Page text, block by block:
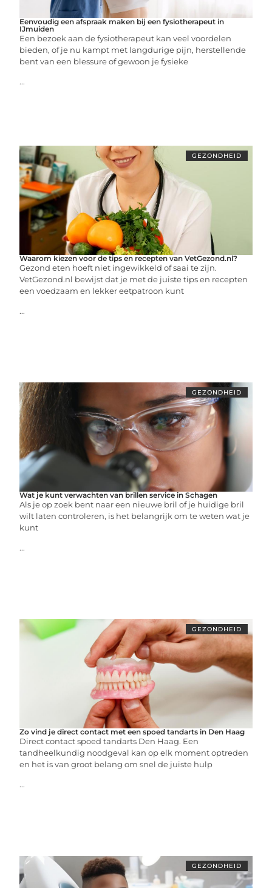
Eenvoudig een afspraak maken bij een fysiotherapeut in
IJmuiden
Een bezoek aan de fysiotherapeut kan veel voordelen
bieden, of je nu kampt met langdurige pijn, herstellende
bent van een blessure of gewoon je fysieke
...
GEZONDHEID
Waarom kiezen voor de tips en recepten van VetGezond.nl?
Gezond eten hoeft niet ingewikkeld of saai te zijn.
VetGezond.nl bewijst dat je met de juiste tips en recepten
een voedzaam en lekker eetpatroon kunt
...
GEZONDHEID
Wat je kunt verwachten van brillen service in Schagen
Als je op zoek bent naar een nieuwe bril of je huidige bril
wilt laten controleren, is het belangrijk om te weten wat je
kunt
...
GEZONDHEID
Zo vind je direct contact met een spoed tandarts in Den Haag
Direct contact spoed tandarts Den Haag. Een
tandheelkundig noodgeval kan op elk moment optreden
en het is van groot belang om snel de juiste hulp
...
GEZONDHEID